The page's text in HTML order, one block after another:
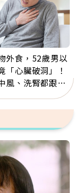
外食，52歲男以
「心臟破洞」！
風、洗腎都跟它
警訊是心臟在呼